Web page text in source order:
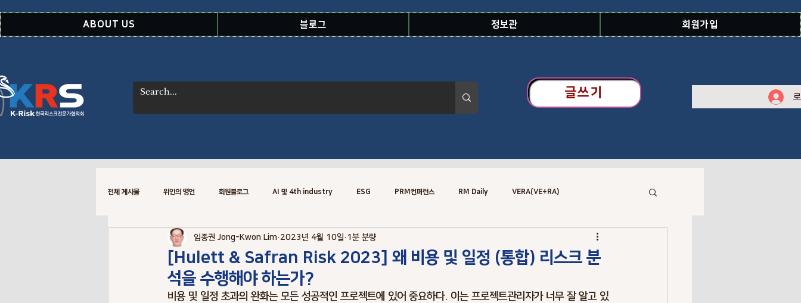
ABOUT US 블로그 정보관 회원가입
글쓰기
전체 게시물 위인의 명언 회원블로그 AI 및 4th industry ESG PRM컨퍼런스 RM Daily VERA(VE+RA)
WSDOT CREM 소식 Risk Data Risk Knowledge.Concept
Risk Terminology Risk Benchmarking Climate Change
[Hulett & Safran Risk 2023] 왜 비용 및 일정 (통합) 리스크 분
석을 수행해야 하는가?
임종권 Jong-Kwon Lim 2023년 4월 10일 1분 분량
비용 및 일정 초과의 완화는 모든 성공적인 프로젝트에 있어 중요하다. 이는 프로젝트관리자가 너무 잘 알고 있